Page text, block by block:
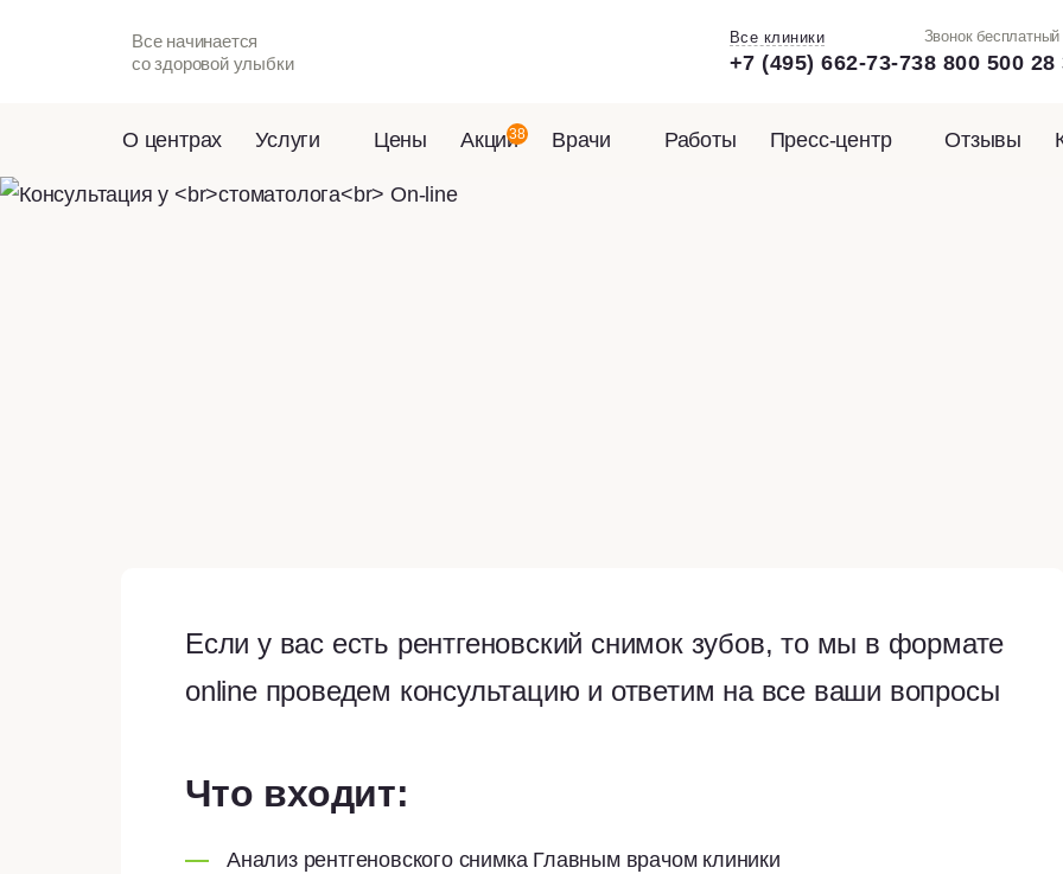
Все начинается
со здоровой улыбки
Все клиники
+7 (495) 662-73-73
Звонок бесплатный
8 800 500 28
О центрах Услуги Цены Акции38 Врачи Работы Пресс-центр Отзывы
Если у вас есть рентгеновский снимок зубов, то мы в формате
online проведем консультацию и ответим на все ваши вопросы
Что входит:
Анализ рентгеновского снимка Главным врачом клиники